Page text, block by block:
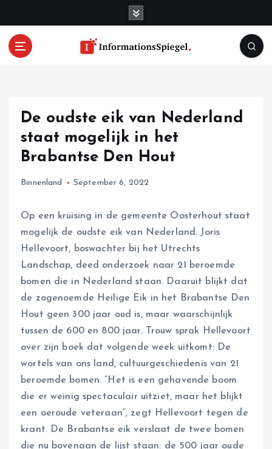
De oudste eik van Nederland
staat mogelijk in het
Brabantse Den Hout
Binnenland September 6, 2022
Op een kruising in de gemeente Oosterhout staat
mogelijk de oudste eik van Nederland. Joris
Hellevoort, boswachter bij het Utrechts
Landschap, deed onderzoek naar 21 beroemde
bomen die in Nederland staan. Daaruit blijkt dat
de zogenoemde Heilige Eik in het Brabantse Den
Hout geen 300 jaar oud is, maar waarschijnlijk
tussen de 600 en 800 jaar. Trouw sprak Hellevoort
over zijn boek dat volgende week uitkomt: De
wortels van ons land, cultuurgeschiedenis van 21
beroemde bomen. “Het is een gehavende boom
die er weinig spectaculair uitziet, maar het blijkt
een oeroude veteraan”, zegt Hellevoort tegen de
krant. De Brabantse eik verslaat de twee bomen
die nu bovenaan de lijst staan: de 500 jaar oude